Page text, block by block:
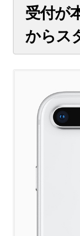
受付が
からス